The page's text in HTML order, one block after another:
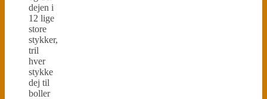
dejen i
12 lige
store
stykker,
tril
hver
stykke
dej til
boller